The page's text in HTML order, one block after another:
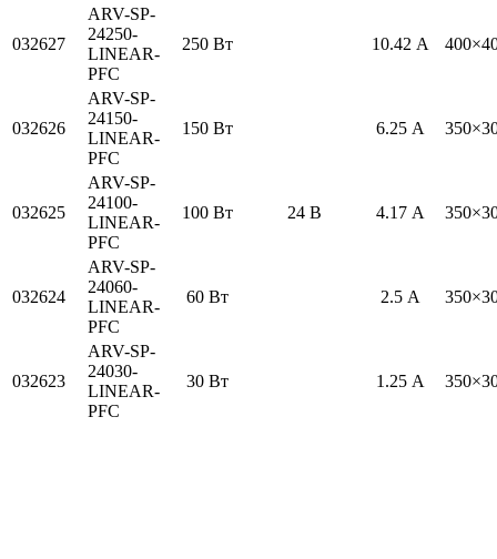
032627
ARV-SP-
24250-
LINEAR-
PFC
250 Вт
24 В
10.42 А
032626
ARV-SP-
24150-
LINEAR-
PFC
150 Вт 6.25 А
032625
ARV-SP-
24100-
LINEAR-
PFC
100 Вт 4.17 А
032624
ARV-SP-
24060-
LINEAR-
PFC
60 Вт 2.5 А
032623
ARV-SP-
24030-
LINEAR-
PFC
30 Вт 1.25 А